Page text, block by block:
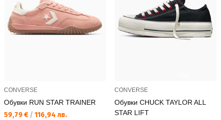
CONVERSE
Обувки RUN STAR TRAINER
Текуща цена:
59,79 € / 116,94 лв.
CONVERSE
Обувки CHUCK TAYLOR ALL
STAR LIFT